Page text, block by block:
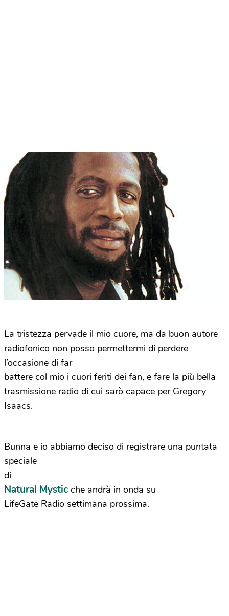
La tristezza pervade il mio cuore, ma da buon autore
radiofonico non posso permettermi di perdere
l’occasione di far
battere col mio i cuori feriti dei fan, e fare la più bella
trasmissione radio di cui sarò capace per Gregory
Isaacs.
Bunna e io abbiamo deciso di registrare una puntata
speciale
di
Natural Mystic che andrà in onda su
LifeGate Radio settimana prossima.